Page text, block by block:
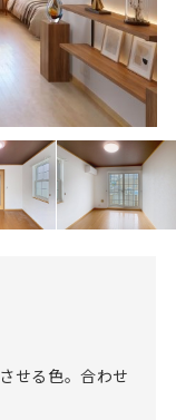
せる色。合わせ